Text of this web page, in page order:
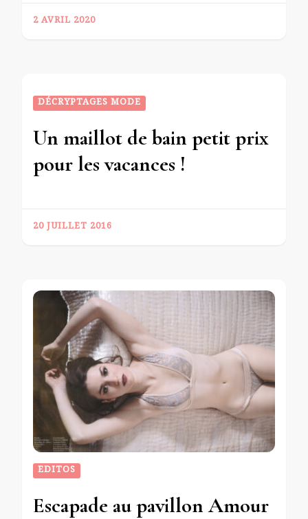
2 AVRIL 2020
DÉCRYPTAGES MODE
Un maillot de bain petit prix
pour les vacances !
20 JUILLET 2016
EDITOS
Escapade au pavillon Amour